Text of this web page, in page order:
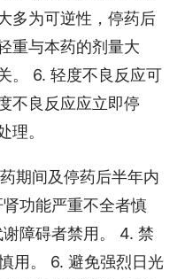
多为可逆性，停药后
重与本药的剂量大
。 6. 轻度不良反应可
不良反应应立即停
理。
期间及停药后半年内
功能严重不全者慎
障碍者禁用。 4. 禁
用。 6. 避免强烈日光